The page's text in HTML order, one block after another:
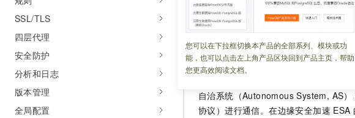
您可以在下拉框切换本产品的全部系列、模块或功
能，也可以点击左上角产品区块回到产品主页，帮助
您更高效阅读文档。
SSL/TLS
四层代理
安全防护
分析和日志
版本管理
全局配置
每个
什么是自治系统（
自治系统（Autonomous System, AS
协议）进行通信。在边缘安全加速 ESA